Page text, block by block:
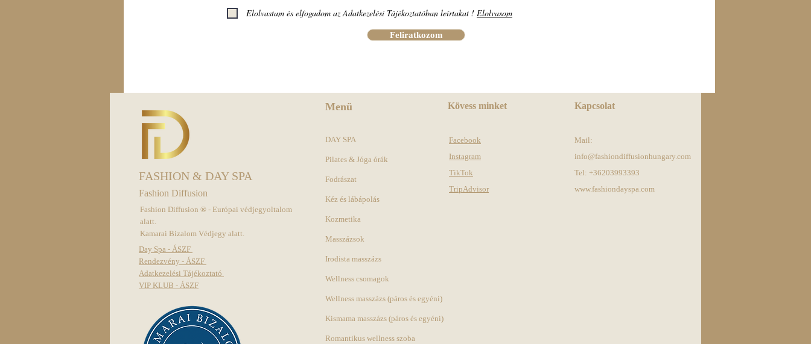
Elolvastam és elfogadom az Adatkezelési Tájékoztatóban leírtakat ! Elolvasom
Feliratkozom
FASHION & DAY SPA
Fashion Diffusion
Fashion Diffusion ® - Európai védjegyoltalom
alatt.
Kamarai Bizalom Védjegy alatt.
Day Spa - ÁSZF
Rendezvény - ÁSZF
Adatkezelési Tájékoztató
VIP KLUB - ÁSZF
Menü Kövess minket Kapcsolat
DAY SPA
Pilates & Jóga órák
Fodrászat
Kéz és lábápolás
Kozmetika
Masszázsok
Irodista masszázs
Wellness csomagok
Wellness masszázs (páros és egyéni)
Kismama masszázs (páros és egyéni)
Romantikus wellness szoba
Facebook
Instagram
TikTok
TripAdvisor
Mail:
info@fashiondiffusionhungary.com
Tel: +36203993393
www.fashiondayspa.com